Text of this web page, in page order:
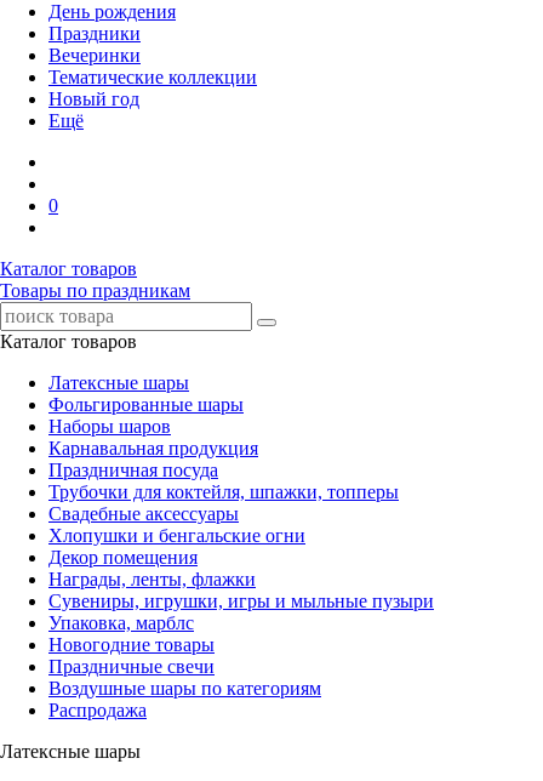
День рождения
Праздники
Вечеринки
Тематические коллекции
Новый год
Ещё
0
Каталог товаров
Товары по праздникам
Каталог товаров
Латексные шары
Фольгированные шары
Наборы шаров
Карнавальная продукция
Праздничная посуда
Трубочки для коктейля, шпажки, топперы
Свадебные аксессуары
Хлопушки и бенгальские огни
Декор помещения
Награды, ленты, флажки
Сувениры, игрушки, игры и мыльные пузыри
Упаковка, марблс
Новогодние товары
Праздничные свечи
Воздушные шары по категориям
Распродажа
Латексные шары